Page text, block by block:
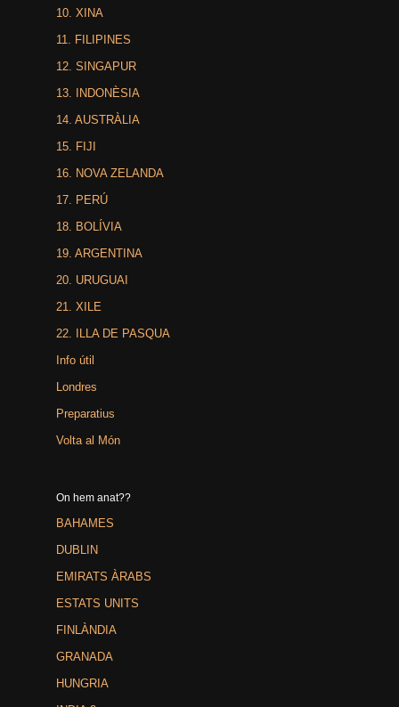
10. XINA
11. FILIPINES
12. SINGAPUR
13. INDONÈSIA
14. AUSTRÀLIA
15. FIJI
16. NOVA ZELANDA
17. PERÚ
18. BOLÍVIA
19. ARGENTINA
20. URUGUAI
21. XILE
22. ILLA DE PASQUA
Info útil
Londres
Preparatius
Volta al Món
On hem anat??
BAHAMES
DUBLIN
EMIRATS ÀRABS
ESTATS UNITS
FINLÀNDIA
GRANADA
HUNGRIA